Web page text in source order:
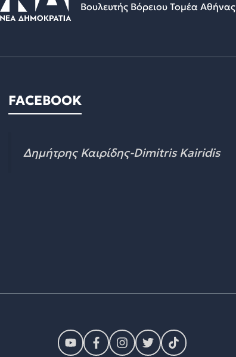
Βουλευτής Βόρειου Τομέα Αθήνας
FACEBOOK
Δημήτρης Καιρίδης-Dimitris Kairidis